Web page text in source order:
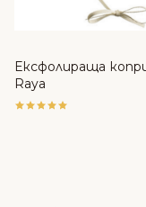
Ексфолираща
Raya